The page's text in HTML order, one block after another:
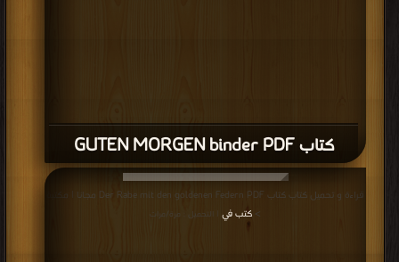
كتاب GUTEN MORGEN binder PDF
قراءة و تحميل كتاب كتاب Der Rabe mit den goldenen Federn PDF مجانا | مكتبة
> كتب في | التحميل : مرة/مرات